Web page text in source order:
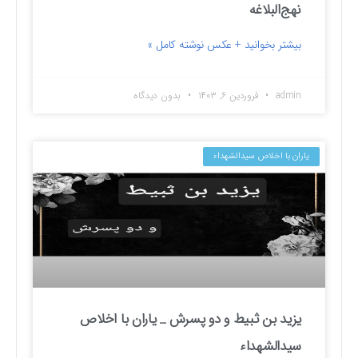
نهج‌البلاغه
بیشتر بخوانید + عکس نوشته کامل »
admin فروردین ۶, ۱۴۰۳ بدون دیدگاه
یاران با اخلاص سیدالشهداء
یزید بن ثبیط و دو پسرش _ یاران با اخلاص
سیدالشهداء